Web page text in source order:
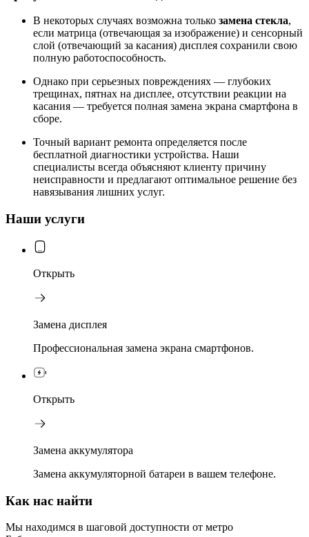
В некоторых случаях возможна только замена стекла,
если матрица (отвечающая за изображение) и сенсорный
слой (отвечающий за касания) дисплея сохранили свою
полную работоспособность.
Однако при серьезных повреждениях — глубоких
трещинах, пятнах на дисплее, отсутствии реакции на
касания — требуется полная замена экрана смартфона в
сборе.
Точный вариант ремонта определяется после
бесплатной диагностики устройства. Наши
специалисты всегда объясняют клиенту причину
неисправности и предлагают оптимальное решение без
навязывания лишних услуг.
Наши услуги
Открыть
Замена дисплея
Профессиональная замена экрана смартфонов.
Открыть
Замена аккумулятора
Замена аккумуляторной батареи в вашем телефоне.
Как нас найти
Мы находимся в шаговой доступности от метро